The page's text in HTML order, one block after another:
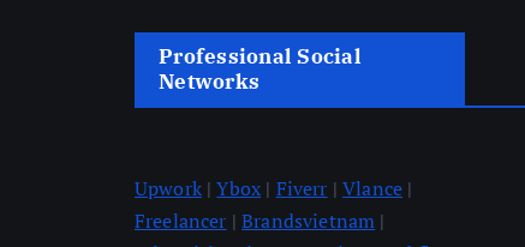
Professional Social
Networks
Upwork|Ybox | Fiverr |Vlance |
Freelancer |Brandsvietnam |